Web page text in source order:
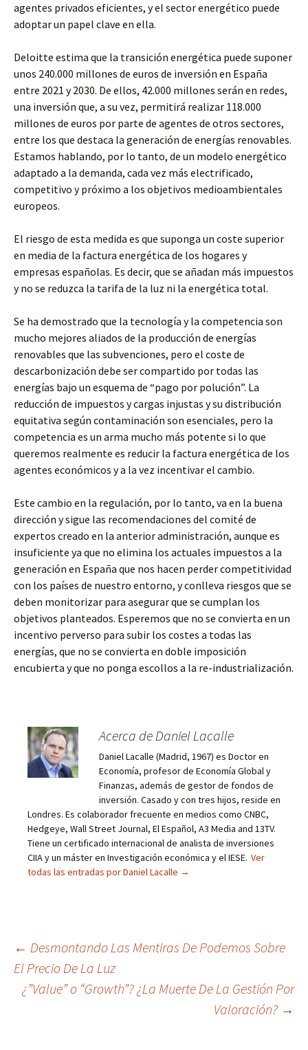
agentes privados eficientes, y el sector energético puede
adoptar un papel clave en ella.
Deloitte estima que la transición energética puede suponer
unos 240.000 millones de euros de inversión en España
entre 2021 y 2030. De ellos, 42.000 millones serán en redes,
una inversión que, a su vez, permitirá realizar 118.000
millones de euros por parte de agentes de otros sectores,
entre los que destaca la generación de energías renovables.
Estamos hablando, por lo tanto, de un modelo energético
adaptado a la demanda, cada vez más electrificado,
competitivo y próximo a los objetivos medioambientales
europeos.
El riesgo de esta medida es que suponga un coste superior
en media de la factura energética de los hogares y
empresas españolas. Es decir, que se añadan más impuestos
y no se reduzca la tarifa de la luz ni la energética total.
Se ha demostrado que la tecnología y la competencia son
mucho mejores aliados de la producción de energías
renovables que las subvenciones, pero el coste de
descarbonización debe ser compartido por todas las
energías bajo un esquema de “pago por polución”. La
reducción de impuestos y cargas injustas y su distribución
equitativa según contaminación son esenciales, pero la
competencia es un arma mucho más potente si lo que
queremos realmente es reducir la factura energética de los
agentes económicos y a la vez incentivar el cambio.
Este cambio en la regulación, por lo tanto, va en la buena
dirección y sigue las recomendaciones del comité de
expertos creado en la anterior administración, aunque es
insuficiente ya que no elimina los actuales impuestos a la
generación en España que nos hacen perder competitividad
con los países de nuestro entorno, y conlleva riesgos que se
deben monitorizar para asegurar que se cumplan los
objetivos planteados. Esperemos que no se convierta en un
incentivo perverso para subir los costes a todas las
energías, que no se convierta en doble imposición
encubierta y que no ponga escollos a la re-industrialización.
Acerca de Daniel Lacalle
Daniel Lacalle (Madrid, 1967) es Doctor en
Economía, profesor de Economía Global y
Finanzas, además de gestor de fondos de
inversión. Casado y con tres hijos, reside en
Londres. Es colaborador frecuente en medios como CNBC,
Hedgeye, Wall Street Journal, El Español, A3 Media and 13TV.
Tiene un certificado internacional de analista de inversiones
CIIA y un máster en Investigación económica y el IESE. Ver
todas las entradas por Daniel Lacalle →
Navegación
de
entradas
← Desmontando Las Mentiras De Podemos Sobre
El Precio De La Luz
¿”Value” o “Growth”? ¿La Muerte De La Gestión Por
Valoración? →